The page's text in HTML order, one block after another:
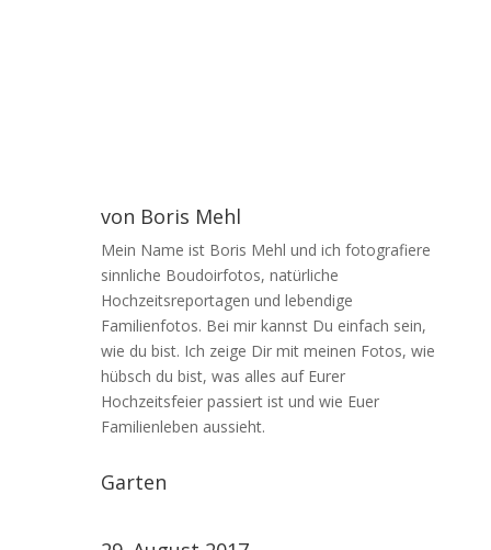
von Boris Mehl
Mein Name ist Boris Mehl und ich fotografiere
sinnliche Boudoirfotos, natürliche
Hochzeitsreportagen und lebendige
Familienfotos. Bei mir kannst Du einfach sein,
wie du bist. Ich zeige Dir mit meinen Fotos, wie
hübsch du bist, was alles auf Eurer
Hochzeitsfeier passiert ist und wie Euer
Familienleben aussieht.
Garten